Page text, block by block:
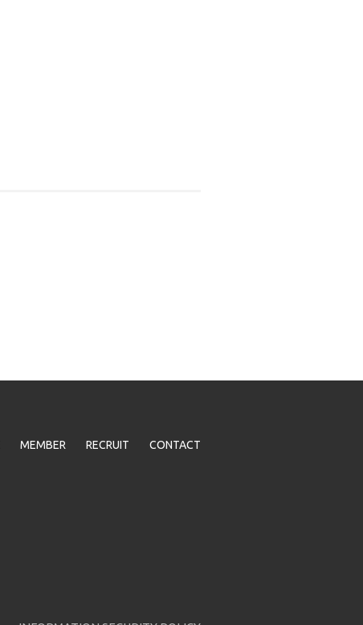
MEMBER RECRUIT CONTACT